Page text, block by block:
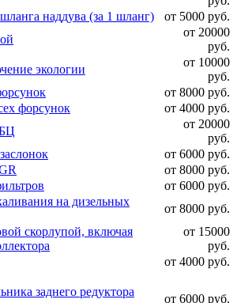
наддува (за 1 шланг)
от 5000 руб.
от 20000
руб.
экологии
от 10000
руб.
от 8000 руб.
форсунок
от 4000 руб.
от 20000
руб.
от 6000 руб.
от 8000 руб.
от 6000 руб.
на дизельных
от 8000 руб.
скорлупой, включая
от 15000
руб.
от 4000 руб.
заднего редуктора
от 6000 руб.